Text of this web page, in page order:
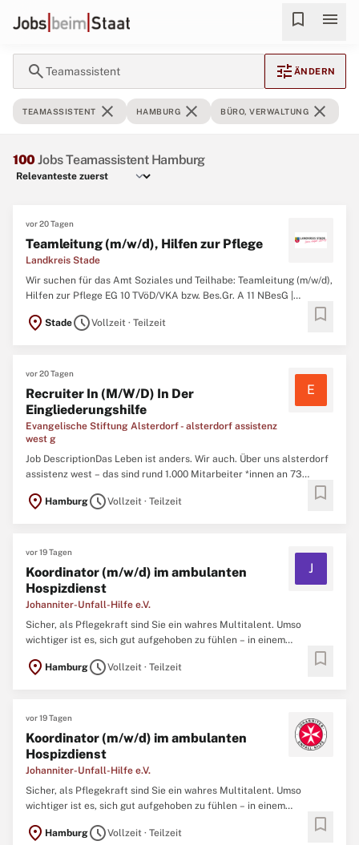
bookmark menu
searchTeamassistent tune ÄNDERN
TEAMASSISTENT close HAMBURG close BÜRO, VERWALTUNG close
100Jobs Teamassistent Hamburg
vor 20 Tagen
Teamleitung (m/w/d), Hilfen zur Pflege
Landkreis Stade
Wir suchen für das Amt Soziales und Teilhabe: Teamleitung (m/w/d),
Hilfen zur Pflege EG 10 TVöD/VKA bzw. Bes.Gr. A 11 NBesG |
Team innerhalb der Abteilung Hilfen zur Pflege leiten und die
location_on StadescheduleVollzeit · Teilzeit bookmark
vor 20 Tagen
Recruiter In (M/W/D) In Der
Eingliederungshilfe
Evangelische Stiftung Alsterdorf - alsterdorf assistenz
west g
E
Job DescriptionDas Leben ist anders. Wir auch. Über uns alsterdorf
assistenz west – das sind rund 1.000 Mitarbeiter *innen an 73
Standorten. Gemeinsam stehen wir für Empowerment und Inklusion
von Menschen mit Behinderung sowie Kindern und Jugendlichen in
location_on HamburgscheduleVollzeit · Teilzeit bookmark
vor 19 Tagen
Koordinator (m/w/d) im ambulanten
Hospizdienst
Johanniter-Unfall-Hilfe e.V.
J
Sicher, als Pflegekraft sind Sie ein wahres Multitalent. Umso
wichtiger ist es, sich gut aufgehoben zu fühlen – in einem
hilfsbereiten Team, das im richtigen Moment für Sie da ist. Wenn
Herz und Verstand gemeinsame Sache machen, entsteht Raum, um
location_on HamburgscheduleVollzeit · Teilzeit bookmark
vor 19 Tagen
Koordinator (m/w/d) im ambulanten
Hospizdienst
Johanniter-Unfall-Hilfe e.V.
Sicher, als Pflegekraft sind Sie ein wahres Multitalent. Umso
wichtiger ist es, sich gut aufgehoben zu fühlen – in einem
hilfsbereiten Team, das im richtigen Moment für Sie da ist. Wenn
Herz und Verstand gemeinsame Sache machen, entsteht Raum, um
location_on HamburgscheduleVollzeit · Teilzeit bookmark